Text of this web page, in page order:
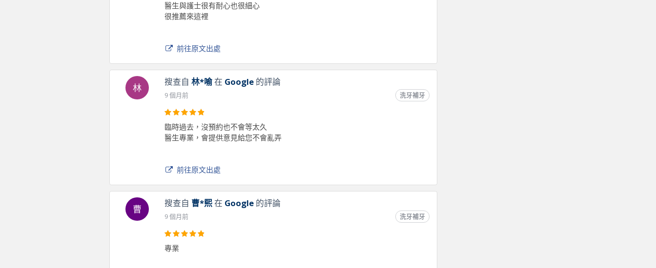
醫生與護士很有耐心也很細心
很推薦來這裡
前往原文出處
林
搜查自 林*喻在 Google的評論
9 個月前 洗牙補牙
臨時過去，沒預約也不會等太久
醫生專業，會提供意見給您不會亂弄
前往原文出處
曹
搜查自 曹*熙在 Google的評論
9 個月前 洗牙補牙
專業